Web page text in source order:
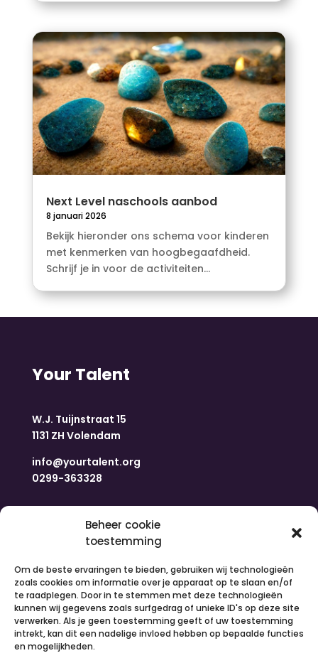
Beheer cookie
toestemming
Om de beste ervaringen te bieden, gebruiken wij technologieën
zoals cookies om informatie over je apparaat op te slaan en/of
te raadplegen. Door in te stemmen met deze technologieën
kunnen wij gegevens zoals surfgedrag of unieke ID's op deze site
verwerken. Als je geen toestemming geeft of uw toestemming
intrekt, kan dit een nadelige invloed hebben op bepaalde functies
en mogelijkheden.
Next Level naschools aanbod
8 januari 2026
Bekijk hieronder ons schema voor kinderen
met kenmerken van hoogbegaafdheid.
Schrijf je in voor de activiteiten...
Your Talent
W.J. Tuijnstraat 15
1131 ZH Volendam
info@yourtalent.org
0299-363328
Navigatie
Nieuws
Over ons
Contact
Inloggen
Vacatures